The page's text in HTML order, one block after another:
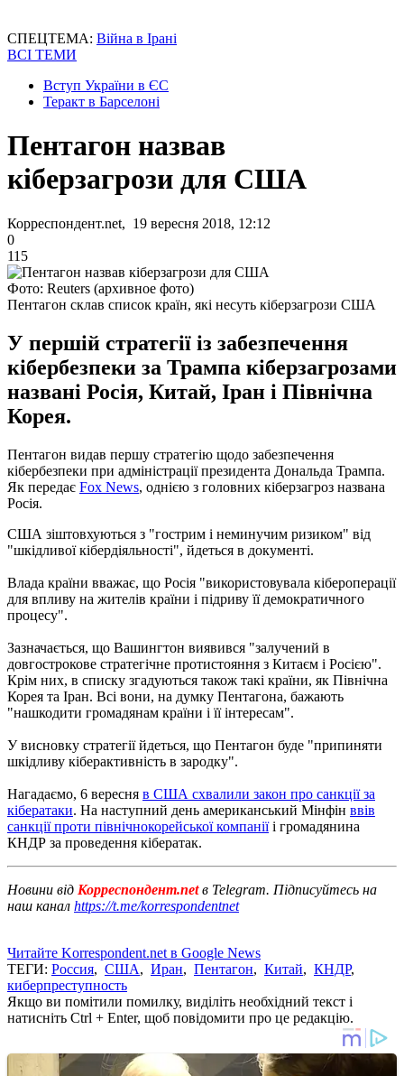
СПЕЦТЕМА: Війна в Ірані
ВСІ ТЕМИ
Вступ України в ЄС
Теракт в Барселоні
Пентагон назвав
кіберзагрози для США
Корреспондент.net, 19 вересня 2018, 12:12
0
115
Фото: Reuters (архивное фото)
Пентагон склав список країн, які несуть кіберзагрози США
У першій стратегії із забезпечення
кібербезпеки за Трампа кіберзагрозами
названі Росія, Китай, Іран і Північна
Корея.
Пентагон видав першу стратегію щодо забезпечення
кібербезпеки при адміністрації президента Дональда Трампа.
Як передає Fox News, однією з головних кіберзагроз названа
Росія.
США зіштовхуються з "гострим і неминучим ризиком" від
"шкідливої ​​кібердіяльності", йдеться в документі.
Влада країни вважає, що Росія "використовувала кібероперації
для впливу на жителів країни і підриву її демократичного
процесу".
Зазначається, що Вашингтон виявився "залучений в
довгострокове стратегічне протистояння з Китаєм і Росією".
Крім них, в списку згадуються також такі країни, як Північна
Корея та Іран. Всі вони, на думку Пентагона, бажають
"нашкодити громадянам країни і її інтересам".
У висновку стратегії йдеться, що Пентагон буде "припиняти
шкідливу кіберактивність в зародку".
Нагадаємо, 6 вересня в США схвалили закон про санкції за
кібератаки. На наступний день американський Мінфін ввів
санкції проти північнокорейської компаніїі громадянина
КНДР за проведення кібератак.
Новини від Корреспондент.netв Telegram. Підписуйтесь на
наш канал https://t.me/korrespondentnet
Читайте Korrespondent.net в Google News
ТЕГИ: Россия, США, Иран, Пентагон, Китай, КНДР,
киберпреступность
Якщо ви помітили помилку, виділіть необхідний текст і
натисніть Ctrl + Enter, щоб повідомити про це редакцію.